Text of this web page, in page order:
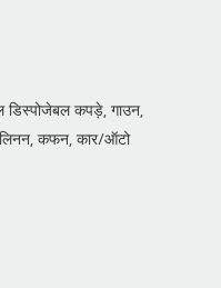
डिस्पोजेबल कपड़े, गाउन,
लिनन, कफन, कार/ऑटो